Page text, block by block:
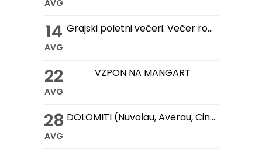
AVG
14
AVG
Grajski poletni večeri: Večer romantike na Gradu Žovnek
22
AVG
VZPON NA MANGART
28
AVG
DOLOMITI (Nuvolau, Averau, Cinque Torri, Lago Federa)